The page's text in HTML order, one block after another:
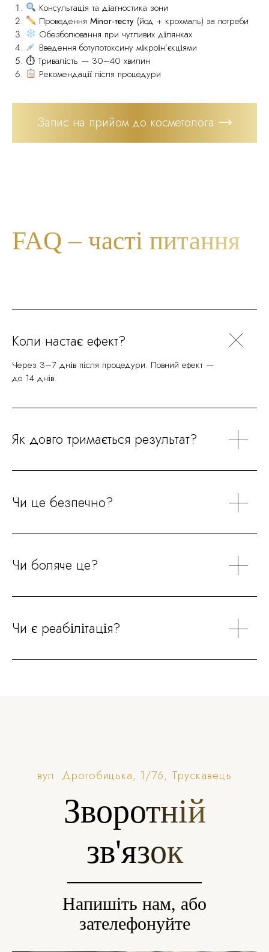
Консультація та діагностика зони
Проведення Minor-тесту(йод + крохмаль) за потреби
Обезболювання при чутливих ділянках
Введення ботулотоксину мікроін’єкціями
⏱ Тривалість — 30–40 хвилин
Рекомендації після процедури
Запис на прийом до косметолога
FAQ – часті питання
Коли настає ефект?
Через 3–7 днів після процедури. Повний ефект —
до 14 днів.
Як довго тримається результат?
Чи це безпечно?
Чи боляче це?
Чи є реабілітація?
вул. Дрогобицька, 1/76, Трускавець
Зворотній
зв'язок
Напишіть нам, або
зателефонуйте